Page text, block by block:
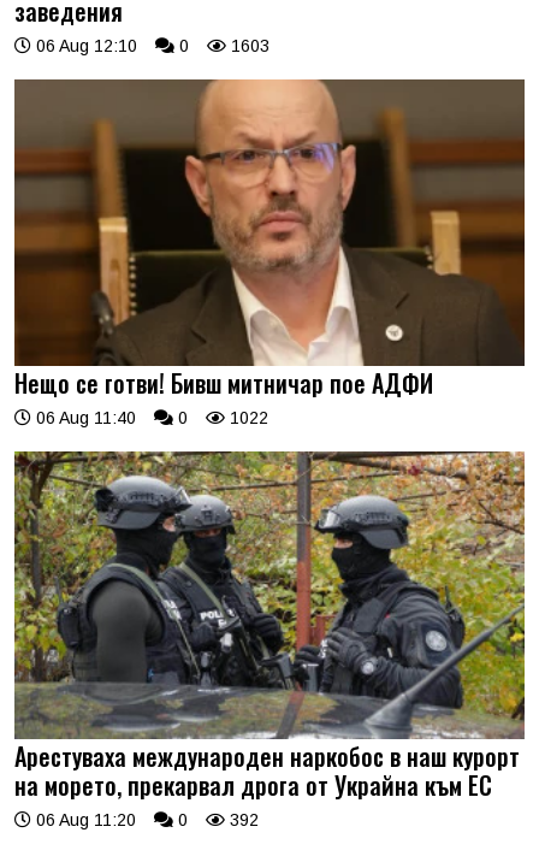
заведения
06 Aug 12:10 0 1603
Нещо се готви! Бивш митничар пое АДФИ
06 Aug 11:40 0 1022
Арестуваха международен наркобос в наш курорт
на морето, прекарвал дрога от Украйна към ЕС
06 Aug 11:20 0 392